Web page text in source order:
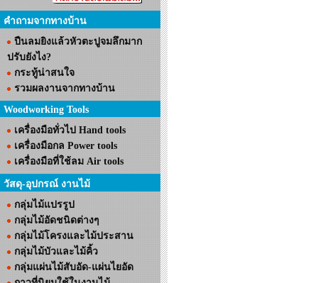
คำถามจากทางบ้าน
ปืนลมยิงแล้วหัวตะปูจมลึกมาก
ปรับยังไง?
กระทู้น่าสนใจ
รวมผลงานจากทางบ้าน
Woodworking Tools
เครื่องมือทั่วไป Hand tools
เครื่องมือกล Power tools
เครื่องมือที่ใช้ลม Air tools
วัสดุ-อุปกรณ์ งานไม้
กลุ่มไม้แปรรูป
กลุ่มไม้อัดชนิดต่างๆ
กลุ่มไม้โครงและไม้ประสาน
กลุ่มไม้บัวและไม้คิ้ว
กลุ่มแผ่นไม้สับอัด-แผ่นไยอัด